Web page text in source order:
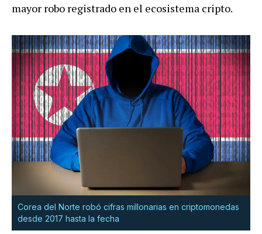
mayor robo registrado en el ecosistema cripto.
Corea del Norte robó cifras millonarias en criptomonedas
desde 2017 hasta la fecha